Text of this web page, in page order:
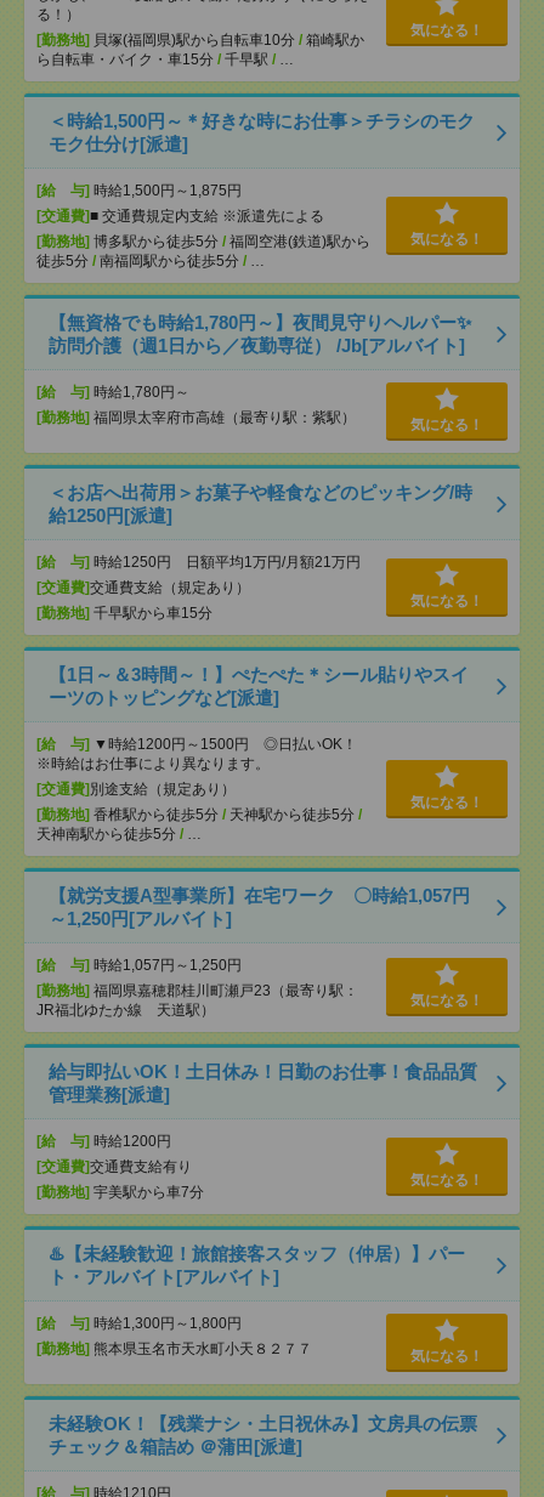
る！）
[勤務地] 貝塚(福岡県)駅から自転車10分 / 箱崎駅か
ら自転車・バイク・車15分 / 千早駅 / …
気になる！
＜時給1,500円～＊好きな時にお仕事＞チラシのモク
モク仕分け[派遣]
[給 与] 時給1,500円～1,875円
[交通費]■ 交通費規定内支給 ※派遣先による
[勤務地] 博多駅から徒歩5分 / 福岡空港(鉄道)駅から
徒歩5分 / 南福岡駅から徒歩5分 / …
気になる！
【無資格でも時給1,780円～】夜間見守りヘルパー✨
訪問介護（週1日から／夜勤専従） /Jb[アルバイト]
[給 与] 時給1,780円～
[勤務地] 福岡県太宰府市高雄（最寄り駅：紫駅） 気になる！
＜お店へ出荷用＞お菓子や軽食などのピッキング/時
給1250円[派遣]
[給 与] 時給1250円 日額平均1万円/月額21万円
[交通費]交通費支給（規定あり）
[勤務地] 千早駅から車15分
気になる！
【1日～＆3時間～！】ぺたぺた＊シール貼りやスイ
ーツのトッピングなど[派遣]
[給 与] ▼時給1200円～1500円 ◎日払いOK！
※時給はお仕事により異なります。
[交通費] 別途支給（規定あり）
[勤務地] 香椎駅から徒歩5分 / 天神駅から徒歩5分 /
天神南駅から徒歩5分 / …
気になる！
【就労支援A型事業所】在宅ワーク 〇時給1,057円
～1,250円[アルバイト]
[給 与] 時給1,057円～1,250円
[勤務地] 福岡県嘉穂郡桂川町瀬戸23（最寄り駅：
JR福北ゆたか線 天道駅）
気になる！
給与即払いOK！土日休み！日勤のお仕事！食品品質
管理業務[派遣]
[給 与] 時給1200円
[交通費]交通費支給有り
[勤務地] 宇美駅から車7分
気になる！
♨️【未経験歓迎！旅館接客スタッフ（仲居）】パー
ト・アルバイト[アルバイト]
[給 与] 時給1,300円～1,800円
[勤務地] 熊本県玉名市天水町小天８２７７ 気になる！
未経験OK！【残業ナシ・土日祝休み】文房具の伝票
チェック＆箱詰め ＠蒲田[派遣]
[給 与] 時給1210円